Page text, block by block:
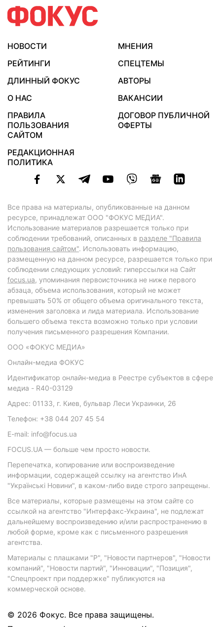
НОВОСТИ
МНЕНИЯ
РЕЙТИНГИ
СПЕЦТЕМЫ
ДЛИННЫЙ ФОКУС
АВТОРЫ
О НАС
ВАКАНСИИ
ПРАВИЛА
ПОЛЬЗОВАНИЯ
САЙТОМ
ДОГОВОР ПУБЛИЧНОЙ
ОФЕРТЫ
РЕДАКЦИОННАЯ
ПОЛИТИКА
Все права на материалы, опубликованные на данном
ресурсе, принадлежат ООО "ФОКУС МЕДИА".
Использование материалов разрешается только при
соблюдении требований, описанных в разделе "Правила
пользования сайтом". Использовать информацию,
размещенную на данном ресурсе, разрешается только при
соблюдении следующих условий: гиперссылки на Сайт
focus.ua, упоминания первоисточника не ниже первого
абзаца, объема использования, который не может
превышать 50% от общего объема оригинального текста,
изменения заголовка и лида материала. Использование
большего объема текста возможно только при условии
получения письменного разрешения Компании.
ООО «ФОКУС МЕДИА»
Онлайн-медиа ФОКУС
Идентификатор онлайн-медиа в Реестре субъектов в сфере
медиа - R40-03129
Адрес: 01133, г. Киев, бульвар Леси Украинки, 26
Телефон: +38 044 207 45 54
E-mail: info@focus.ua
FOCUS.UA — больше чем просто новости.
Перепечатка, копирование или воспроизведение
информации, содержащей ссылку на агентство ИнА
"Українські Новини", в каком-либо виде строго запрещены.
Все материалы, которые размещены на этом сайте со
ссылкой на агентство "Интерфакс-Украина", не подлежат
дальнейшему воспроизведению и/или распространению в
любой форме, кроме как с письменного разрешения
агентства.
Материалы с плашками "Р", "Новости партнеров", "Новости
компаний", "Новости партий", "Инновации", "Позиция",
"Спецпроект при поддержке" публикуются на
коммерческой основе.
© 2026 Фокус. Все права защищены.